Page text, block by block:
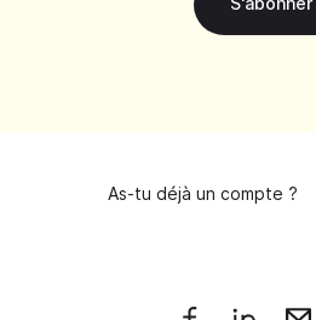
As-tu déjà un compte ?